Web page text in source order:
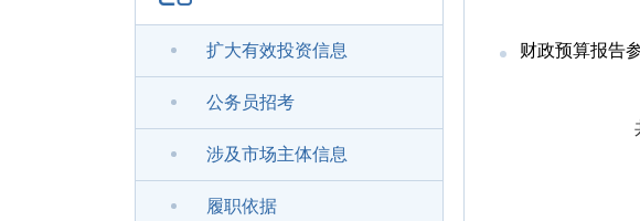
扩大有效投资信息
公务员招考
涉及市场主体信息
履职依据
财政预算报告